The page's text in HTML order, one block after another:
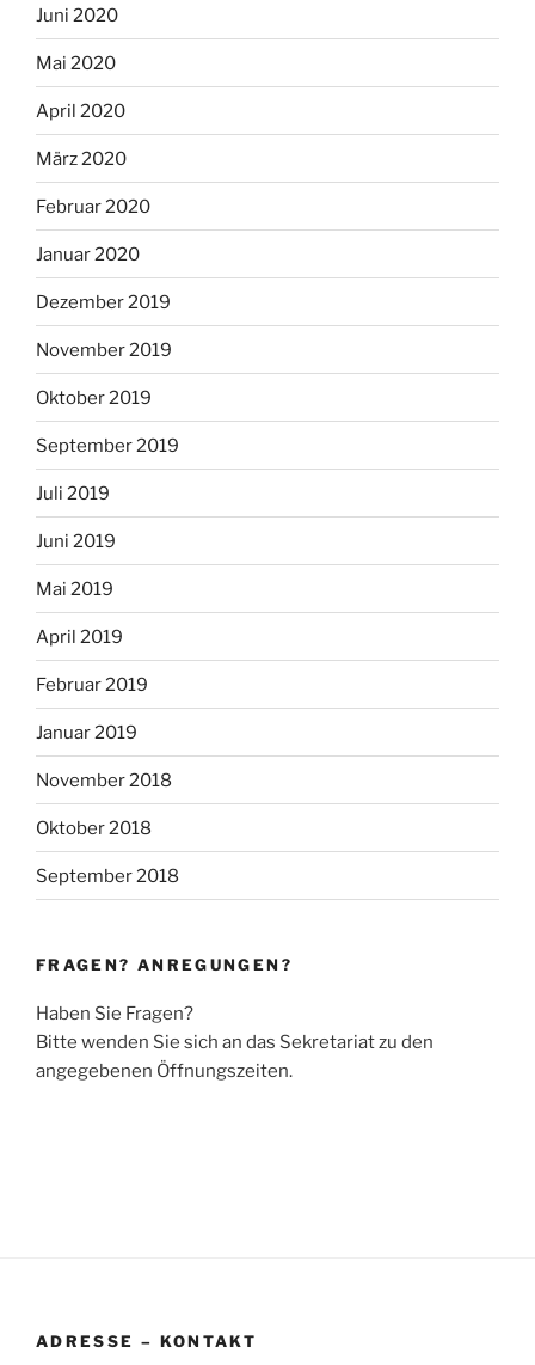
Juni 2020
Mai 2020
April 2020
März 2020
Februar 2020
Januar 2020
Dezember 2019
November 2019
Oktober 2019
September 2019
Juli 2019
Juni 2019
Mai 2019
April 2019
Februar 2019
Januar 2019
November 2018
Oktober 2018
September 2018
FRAGEN? ANREGUNGEN?
Haben Sie Fragen?
Bitte wenden Sie sich an das Sekretariat zu den
angegebenen Öffnungszeiten.
ADRESSE – KONTAKT